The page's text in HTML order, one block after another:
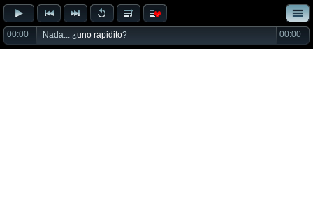
00:00 Nada... ¿uno rapidito? 00:00